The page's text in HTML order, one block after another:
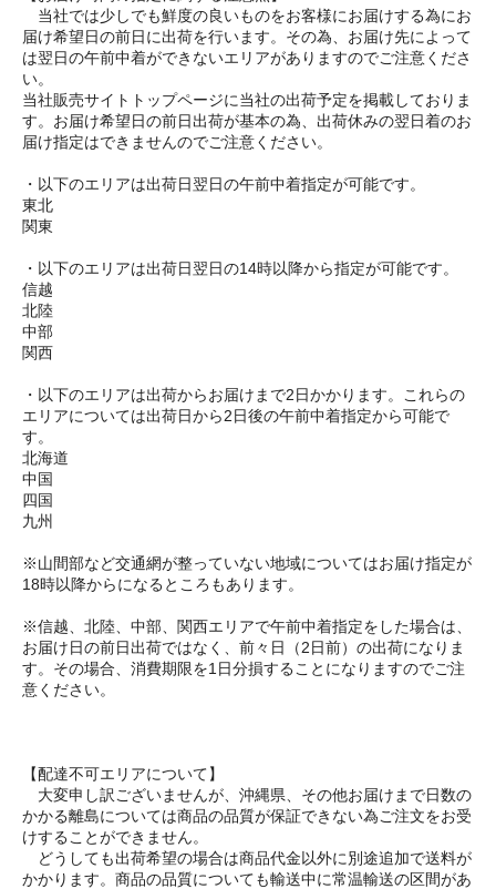
当社では少しでも鮮度の良いものをお客様にお届けする為にお
届け希望日の前日に出荷を行います。その為、お届け先によって
は翌日の午前中着ができないエリアがありますのでご注意くださ
い。
当社販売サイトトップページに当社の出荷予定を掲載しておりま
す。お届け希望日の前日出荷が基本の為、出荷休みの翌日着のお
届け指定はできませんのでご注意ください。
・以下のエリアは出荷日翌日の午前中着指定が可能です。
東北
関東
・以下のエリアは出荷日翌日の14時以降から指定が可能です。
信越
北陸
中部
関西
・以下のエリアは出荷からお届けまで2日かかります。これらの
エリアについては出荷日から2日後の午前中着指定から可能で
す。
北海道
中国
四国
九州
※山間部など交通網が整っていない地域についてはお届け指定が
18時以降からになるところもあります。
※信越、北陸、中部、関西エリアで午前中着指定をした場合は、
お届け日の前日出荷ではなく、前々日（2日前）の出荷になりま
す。その場合、消費期限を1日分損することになりますのでご注
意ください。
【配達不可エリアについて】
大変申し訳ございませんが、沖縄県、その他お届けまで日数の
かかる離島については商品の品質が保証できない為ご注文をお受
けすることができません。
どうしても出荷希望の場合は商品代金以外に別途追加で送料が
かかります。商品の品質についても輸送中に常温輸送の区間があ